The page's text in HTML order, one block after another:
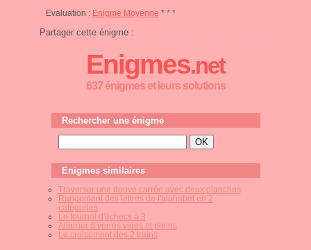
Evaluation : Enigme Moyenne * * *
Partager cette énigme :
Enigmes.net
637 énigmes et leurs solutions
Rechercher une énigme
Enigmes similaires
Traverser une douve carrée avec deux planches
Rangement des lettres de l'alphabet en 2
catégories
Le tournoi d'échecs à 3
Alterner 6 verres vides et pleins
Le croisement des 2 trains